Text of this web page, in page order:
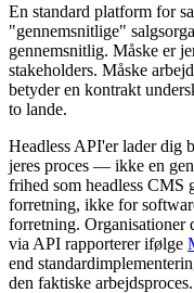
En standard platform for
"gennemsnitlige"
gennemsnitlig. Måske er
stakeholders. Måske
betyder en kontrakt
to lande.
Headless API'er lader dig
jeres proces — ikke en
frihed som headless CMS
forretning, ikke for
forretning. Organisationer
via API rapporterer ifølge
end
den faktiske arbejdsproces.